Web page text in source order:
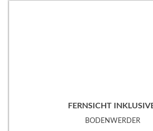
FERNSICHT
BODENWERDER